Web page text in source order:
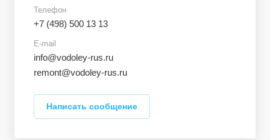
Телефон
+7 (498) 500 13 13
E-mail
info@vodoley-rus.ru
remont@vodoley-rus.ru
Написать сообщение